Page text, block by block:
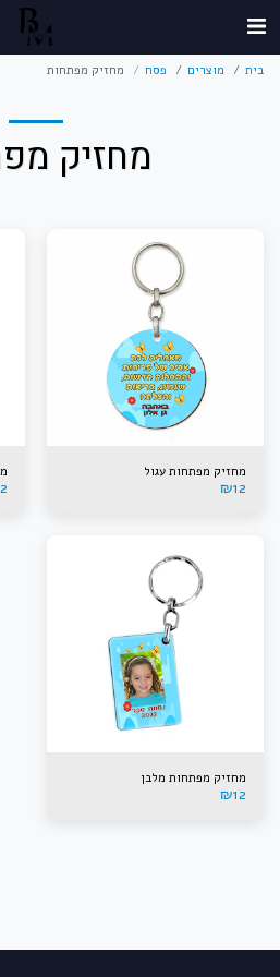
בית מוצרים פסח מחזיק מפתחות
מחזיק
מחזיק מפתחות עגול
₪12
מחזיק מפתחות מלבן
₪12